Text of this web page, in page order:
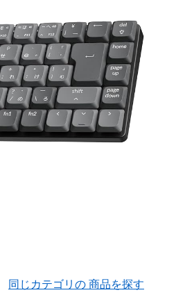
同じカテゴリの 商品を探す